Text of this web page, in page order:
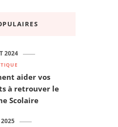
aider vos
à retrouver le
Scolaire
2024
2025